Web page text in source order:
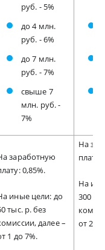
руб. - 5%
до 4 млн.
руб. - 6%
до 7 млн.
руб. - 7%
свыше 7
млн. руб. -
7%
заработную
0,85%.
иные цели: до
тыс. р. без
далее –
1 до 7%.
На
плату:
На
300
от 2,5